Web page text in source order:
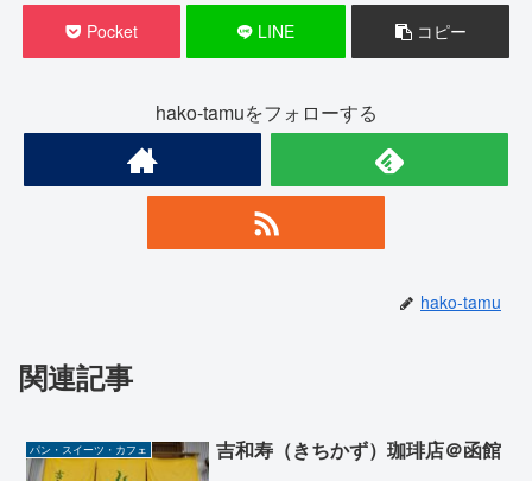
Pocket LINE コピー
hako-tamuをフォローする
hako-tamu
関連記事
パン・スイーツ・カフェ 吉和寿（きちかず）珈琲店＠函館